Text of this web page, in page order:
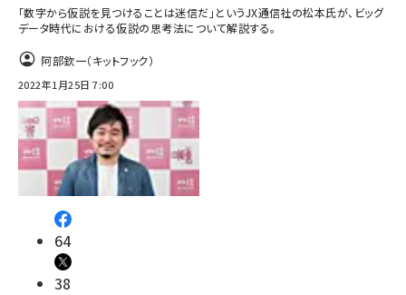
「数字から仮説を見つけることは迷信だ」というJX通信社の松本氏が、ビッグ
データ時代における仮説の思考法について解説する。
阿部欽一（キットフック）
2022年1月25日 7:00
64
38